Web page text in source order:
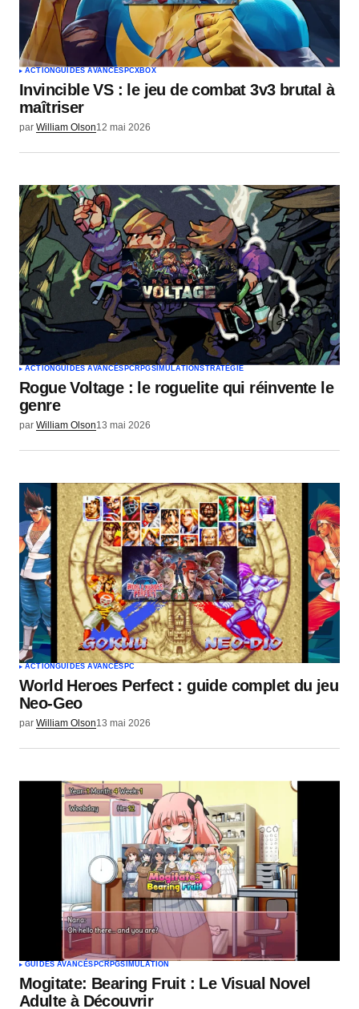
ACTIONGUIDES AVANCÉS PCXBOX
Invincible VS : le jeu de combat 3v3 brutal à
maîtriser
par William Olson12 mai 2026
ACTIONGUIDES AVANCÉS PC RPGSIMULATIONSTRATÉGIE
Rogue Voltage : le roguelite qui réinvente le
genre
par William Olson13 mai 2026
ACTIONGUIDES AVANCÉS PC
World Heroes Perfect : guide complet du jeu
Neo-Geo
par William Olson13 mai 2026
GUIDES AVANCÉS PC RPGSIMULATION
Mogitate: Bearing Fruit : Le Visual Novel
Adulte à Découvrir